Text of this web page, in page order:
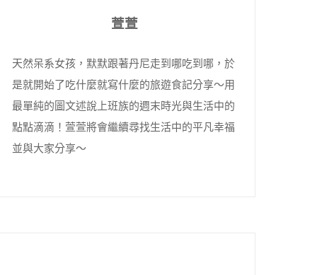
萱萱
天然呆系女孩，默默跟著丹尼走到哪吃到哪，於
是就開始了吃什麼就寫什麼的旅遊食記分享～用
最單純的圖文述說上班族的週末時光與生活中的
點點滴滴！萱萱將會繼續尋找生活中的平凡幸福
並與大家分享～